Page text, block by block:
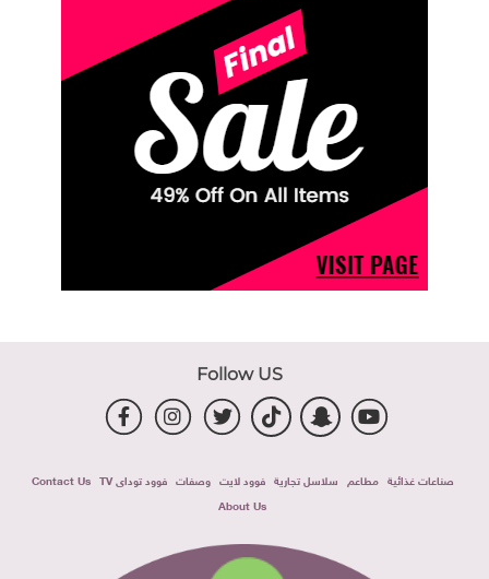
Follow US
صناعات غذائية مطاعم سلاسل تجارية فوود لايت وصفات فوود توداى TV
Contact Us
About Us